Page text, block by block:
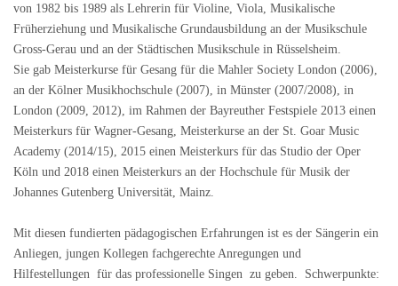
von 1982 bis 1989 als Lehrerin für Violine, Viola, Musikalische
Früherziehung und Musikalische Grundausbildung an der Musikschule
Gross-Gerau und an der Städtischen Musikschule in Rüsselsheim.
Sie gab Meisterkurse für Gesang für die Mahler Society London (2006),
an der Kölner Musikhochschule (2007), in Münster (2007/2008), in
London (2009, 2012), im Rahmen der Bayreuther Festspiele 2013 einen
Meisterkurs für Wagner-Gesang, Meisterkurse an der St. Goar Music
Academy (2014/15), 2015 einen Meisterkurs für das Studio der Oper
Köln und 2018 einen Meisterkurs an der Hochschule für Musik der
Johannes Gutenberg Universität, Mainz.
Mit diesen fundierten pädagogischen Erfahrungen ist es der Sängerin ein
Anliegen, jungen Kollegen fachgerechte Anregungen und
Hilfestellungen für das professionelle Singen zu geben. Schwerpunkte: